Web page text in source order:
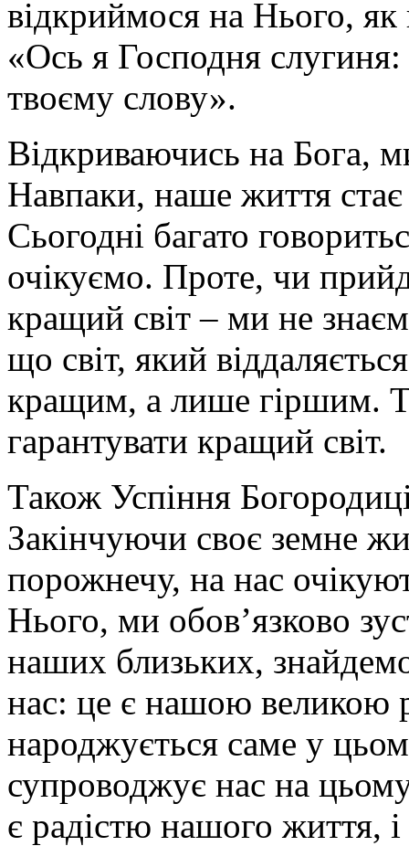
відкриймося на Нього,
«Ось я Господня
твоєму слову».
Відкриваючись на Бога,
Навпаки, наше життя
Сьогодні багато
очікуємо. Проте, чи
кращий світ – ми не
що світ, який
кращим, а лише гіршим.
гарантувати кращий світ.
Також Успіння
Закінчуючи своє земне
порожнечу, на нас
Нього, ми обов’язково
наших близьких,
нас: це є нашою великою
народжується саме у
супроводжує нас на
є радістю нашого життя,